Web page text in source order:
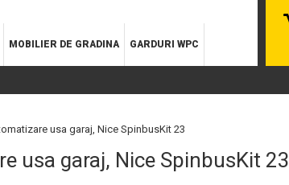
MOBILIER DE GRADINA GARDURI WPC
usa garaj, Nice SpinbusKit 23
usa garaj, Nice SpinbusKit 23